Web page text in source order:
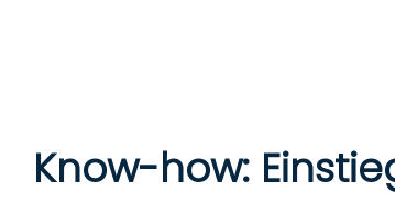
Know-how: